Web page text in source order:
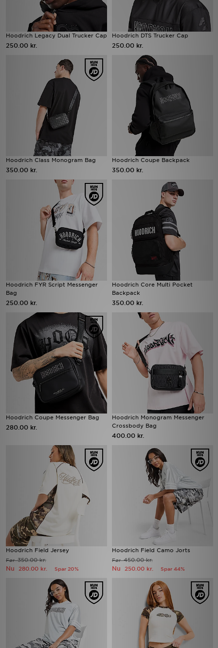
Hoodrich Legacy Dual Trucker Cap
250.00 kr.
Hoodrich DTS Trucker Cap
250.00 kr.
Hoodrich Class Monogram Bag
350.00 kr.
Hoodrich Coupe Backpack
350.00 kr.
Hoodrich FYR Script Messenger
Bag
250.00 kr.
Hoodrich Core Multi Pocket
Backpack
350.00 kr.
Hoodrich Coupe Messenger Bag
280.00 kr.
Hoodrich Monogram Messenger
Crossbody Bag
400.00 kr.
Hoodrich Field Jersey
Før350.00 kr.
Nu 280.00 kr. Spar 20%
Hoodrich Field Camo Jorts
Før450.00 kr.
Nu 250.00 kr. Spar 44%